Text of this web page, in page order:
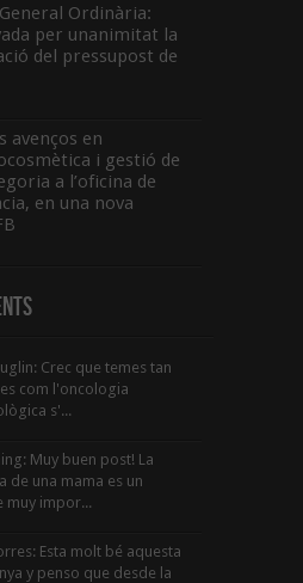
Ordinària:
per unanimitat la
del pressupost de
avenços en
i gestió de
a l’oficina de
en una nova
Crec que temes tan
com l'oncologia
s'...
Muy buen post! La
de una mama es un
muy impor...
Esta molt bé aquesta
y penso que desde la